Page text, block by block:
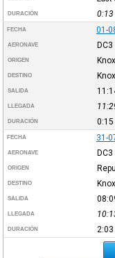
DURACIÓN 0:13
FECHA 01-
AERONAVE DC3
ORIGEN
DESTINO
SALIDA
LLEGADA
DURACIÓN 0:15
FECHA 31-
AERONAVE DC3
ORIGEN
DESTINO
SALIDA
LLEGADA
DURACIÓN 2:03